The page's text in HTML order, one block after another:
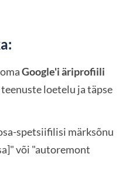
Google'i äriprofiili
loetelu ja täpse
spetsiifilisi märksõnu
või "autoremont